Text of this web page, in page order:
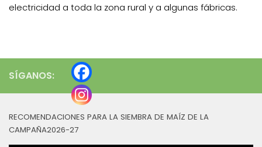
electricidad a toda la zona rural y a algunas fábricas.
SÍGANOS:
RECOMENDACIONES PARA LA SIEMBRA DE MAÍZ DE LA
CAMPAÑA2026-27